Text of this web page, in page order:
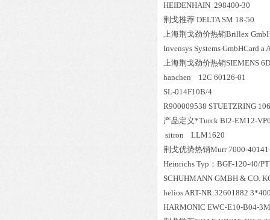
HEIDENHAIN 298400-30
荆戈推荐 DELTA SM 18-50
上海荆戈劲价热销Brillex
Invensys Systems GmbHCard a
上海荆戈劲价热销SIEMENS
hanchen
SL-014F10B/4
R900009538 STUETZRING
产品定义*Turck BI2-EM12-
sitron LLM1620
荆戈优势热销Murr 7000-
Heinrichs Typ：BGF-120-40/
SCHUHMANN GMBH & CO.
helios ART-NR:32601882
HARMONIC EWC-E10-B04-